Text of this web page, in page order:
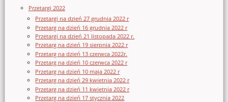
Przetargi 2022
Przetargi na dzień 27 grudnia 2022 r
Przetarg na dzień 16 grudnia 2022 r
Przetargi na dzień 21 listopada 2022 r.
Przetarg na dzień 19 sierpnia 2022 r
Przetarg na dzień 13 czerwca 2022r.
Przetarg na dzień 10 czerwca 2022 r
Przetarg na dzień 10 maja 2022 r
Przetarg na dzień 29 kwietnia 2022 r
Przetarg na dzień 11 kwietnia 2022 r
Przetarg na dzień 17 stycznia 2022